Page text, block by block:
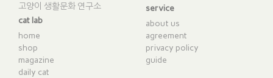
고양이 생활문화 연구소
cat lab
home
shop
magazine
daily cat
service
about us
agreement
privacy policy
guide